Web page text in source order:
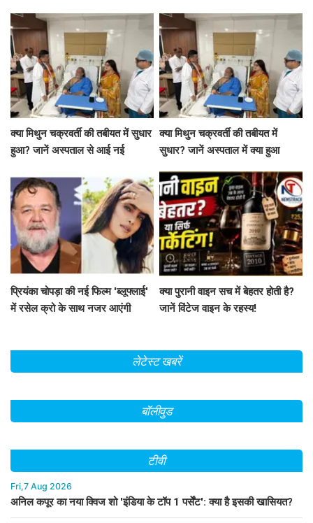
क्या मिथुन चक्रवर्ती की तबीयत में सुधार
हुआ? जानें अस्पताल से आई नई
क्या मिथुन चक्रवर्ती की तबीयत में
सुधार? जानें अस्पताल में क्या हुआ
प्रियंका चोपड़ा की नई फिल्म 'ब्लूफ्लाई'
में रसेल क्रो के साथ नजर आएंगी
क्या पुरानी वाइन सच में बेहतर होती है?
जानें विंटेज वाइन के रहस्य!
लेटेस्ट खबरें
बॉलीवुड
टीवी
Fri,7 Aug 2026
अनिल कपूर का नया क्विज शो 'इंडिया के टॉप 1 पर्सेंट': क्या है इसकी खासियत?